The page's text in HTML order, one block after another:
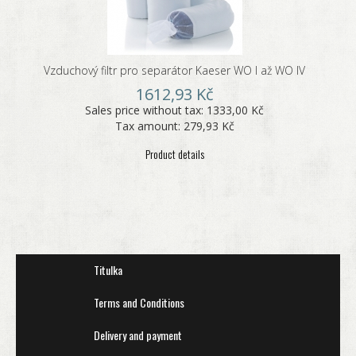
Vzduchový filtr pro separátor Kaeser WO I až WO IV
1612,93 Kč
Sales price without tax: 1333,00 Kč
Tax amount: 279,93 Kč
Product details
Titulka
Terms and Conditions
Delivery and payment